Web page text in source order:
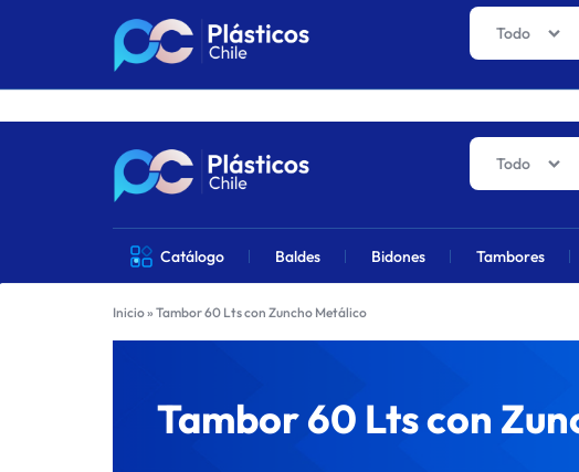
Los precios actuales
PLÁSTICOS
CHILE
VENTA
DE
PRODUCTOS
PLÁSTICOS
Todo
Catálogo Baldes Bidones Tambores
Todo
Inicio» Tambor 60 Lts con Zuncho Metálico
Tambor 60 Lts con